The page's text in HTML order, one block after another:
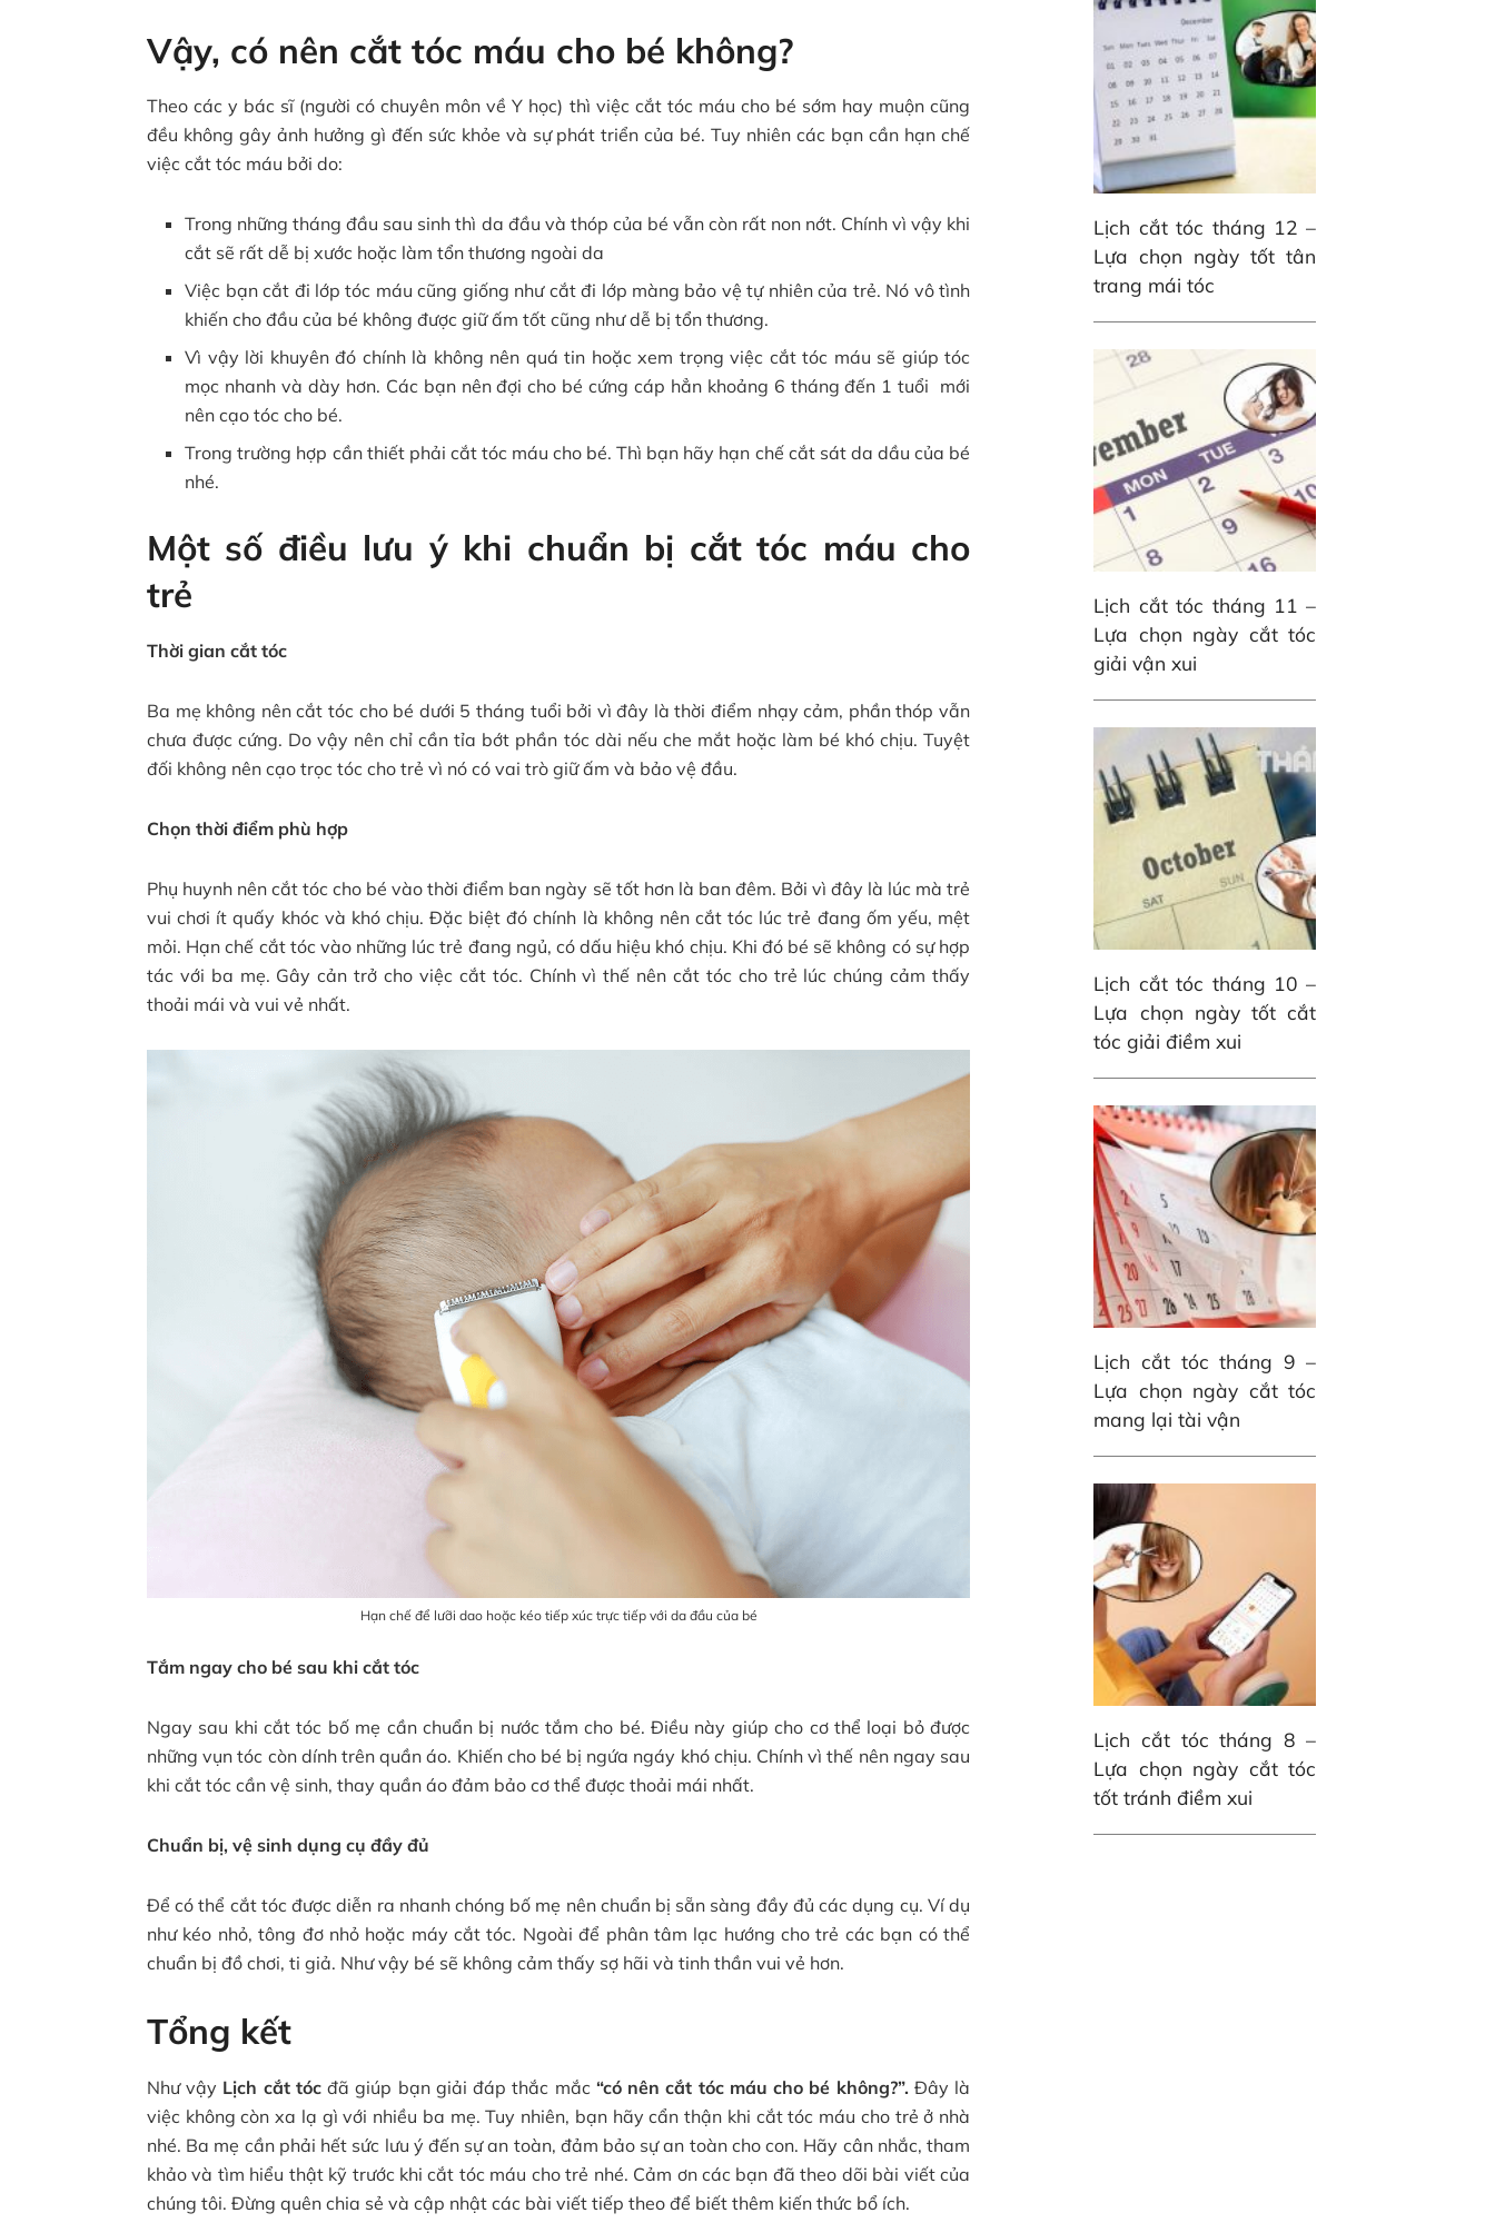
Vậy, có nên cắt tóc máu cho bé không?
Theo các y bác sĩ (người có chuyên môn về Y học) thì việc cắt tóc máu cho bé sớm hay muộn cũng
đều không gây ảnh hưởng gì đến sức khỏe và sự phát triển của bé. Tuy nhiên các bạn cần hạn chế
việc cắt tóc máu bởi do:
Trong những tháng đầu sau sinh thì da đầu và thóp của bé vẫn còn rất non nớt. Chính vì vậy khi
cắt sẽ rất dễ bị xước hoặc làm tổn thương ngoài da
Việc bạn cắt đi lớp tóc máu cũng giống như cắt đi lớp màng bảo vệ tự nhiên của trẻ. Nó vô tình
khiến cho đầu của bé không được giữ ấm tốt cũng như dễ bị tổn thương.
Vì vậy lời khuyên đó chính là không nên quá tin hoặc xem trọng việc cắt tóc máu sẽ giúp tóc
mọc nhanh và dày hơn. Các bạn nên đợi cho bé cứng cáp hẳn khoảng 6 tháng đến 1 tuổi mới
nên cạo tóc cho bé.
Trong trường hợp cần thiết phải cắt tóc máu cho bé. Thì bạn hãy hạn chế cắt sát da dầu của bé
nhé.
Một số điều lưu ý khi chuẩn bị cắt tóc máu cho
trẻ
Thời gian cắt tóc
Ba mẹ không nên cắt tóc cho bé dưới 5 tháng tuổi bởi vì đây là thời điểm nhạy cảm, phần thóp vẫn
chưa được cứng. Do vậy nên chỉ cần tỉa bớt phần tóc dài nếu che mắt hoặc làm bé khó chịu. Tuyệt
đối không nên cạo trọc tóc cho trẻ vì nó có vai trò giữ ấm và bảo vệ đầu.
Chọn thời điểm phù hợp
Phụ huynh nên cắt tóc cho bé vào thời điểm ban ngày sẽ tốt hơn là ban đêm. Bởi vì đây là lúc mà trẻ
vui chơi ít quấy khóc và khó chịu. Đặc biệt đó chính là không nên cắt tóc lúc trẻ đang ốm yếu, mệt
mỏi. Hạn chế cắt tóc vào những lúc trẻ đang ngủ, có dấu hiệu khó chịu. Khi đó bé sẽ không có sự hợp
tác với ba mẹ. Gây cản trở cho việc cắt tóc. Chính vì thế nên cắt tóc cho trẻ lúc chúng cảm thấy
thoải mái và vui vẻ nhất.
Hạn chế để lưỡi dao hoặc kéo tiếp xúc trực tiếp với da đầu của bé
Tắm ngay cho bé sau khi cắt tóc
Ngay sau khi cắt tóc bố mẹ cần chuẩn bị nước tắm cho bé. Điều này giúp cho cơ thể loại bỏ được
những vụn tóc còn dính trên quần áo. Khiến cho bé bị ngứa ngáy khó chịu. Chính vì thế nên ngay sau
khi cắt tóc cần vệ sinh, thay quần áo đảm bảo cơ thể được thoải mái nhất.
Chuẩn bị, vệ sinh dụng cụ đầy đủ
Để có thể cắt tóc được diễn ra nhanh chóng bố mẹ nên chuẩn bị sẵn sàng đầy đủ các dụng cụ. Ví dụ
như kéo nhỏ, tông đơ nhỏ hoặc máy cắt tóc. Ngoài để phân tâm lạc hướng cho trẻ các bạn có thể
chuẩn bị đồ chơi, ti giả. Như vậy bé sẽ không cảm thấy sợ hãi và tinh thần vui vẻ hơn.
Tổng kết
Như vậy Lịch cắt tócđã giúp bạn giải đáp thắc mắc “có nên cắt tóc máu cho bé không?”. Đây là
việc không còn xa lạ gì với nhiều ba mẹ. Tuy nhiên, bạn hãy cẩn thận khi cắt tóc máu cho trẻ ở nhà
nhé. Ba mẹ cần phải hết sức lưu ý đến sự an toàn, đảm bảo sự an toàn cho con. Hãy cân nhắc, tham
khảo và tìm hiểu thật kỹ trước khi cắt tóc máu cho trẻ nhé. Cảm ơn các bạn đã theo dõi bài viết của
chúng tôi. Đừng quên chia sẻ và cập nhật các bài viết tiếp theo để biết thêm kiến thức bổ ích.
Lịch cắt tóc tháng 12 –
Lựa chọn ngày tốt tân
trang mái tóc
Lịch cắt tóc tháng 11 –
Lựa chọn ngày cắt tóc
giải vận xui
Lịch cắt tóc tháng 10 –
Lựa chọn ngày tốt cắt
tóc giải điềm xui
Lịch cắt tóc tháng 9 –
Lựa chọn ngày cắt tóc
mang lại tài vận
Lịch cắt tóc tháng 8 –
Lựa chọn ngày cắt tóc
tốt tránh điềm xui